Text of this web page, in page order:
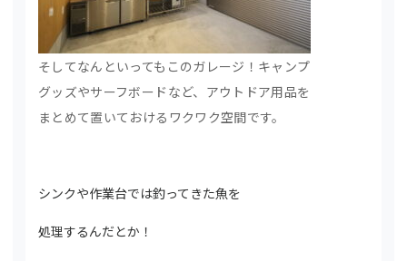
そしてなんといってもこのガレージ！キャンプ
グッズやサーフボードなど、アウトドア用品を
まとめて置いておけるワクワク空間です。
シンクや作業台では釣ってきた魚を
処理するんだとか！